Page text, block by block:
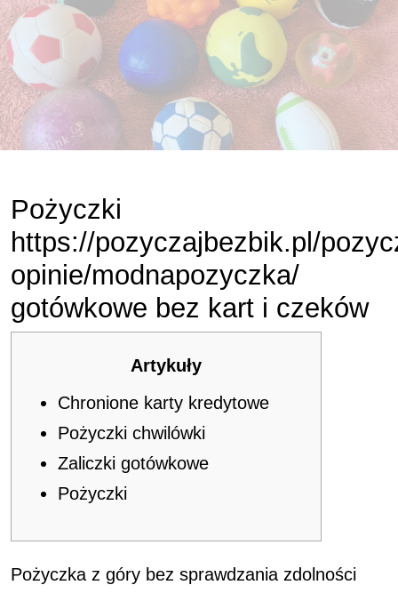
Pożyczki
https://pozyczajbezbik.pl/
opinie/modnapozyczka/
gotówkowe bez kart i czeków
Artykuły
Chronione karty kredytowe
Pożyczki chwilówki
Zaliczki gotówkowe
Pożyczki
Pożyczka z góry bez sprawdzania zdolności